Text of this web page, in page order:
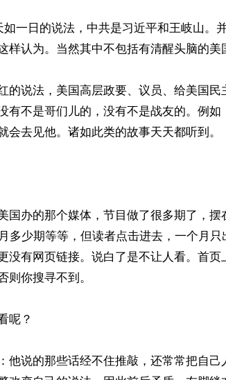
如一日的说法，中共是习近平和王岐山。
样认为。当然其中不包括有清醒头脑的美
的说法，美国高层政要、议员、给美国
有不是哥们儿的，没有不是战友的。例
会去见他。诸如此类的故事天天都听到。
国办的那个媒体，节目做了很多期了，
多少期等等，但读者点击进去，一个月
没有网页链接。说白了是不让人看。首
则你搜寻不到。
呢？
他说的那些话经不住推敲，还常常把自